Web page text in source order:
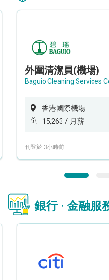
外圍清潔員(機場)
Baguio Cleaning Services
香港國際機場
15,263 / 月薪
刊登於 3小時前
銀行 · 金融服